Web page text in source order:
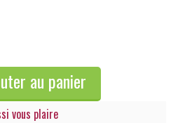
au panier
vous plaire